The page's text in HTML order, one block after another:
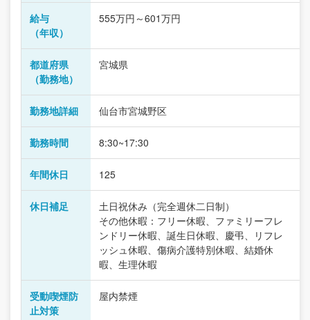
給与
（年収）
555万円～601万円
都道府県
（勤務地）
宮城県
勤務地詳細 仙台市宮城野区
勤務時間 8:30~17:30
年間休日 125
休日補足
土日祝休み（完全週休二日制）
その他休暇：フリー休暇、ファミリーフレ
ンドリー休暇、誕生日休暇、慶弔、リフレ
ッシュ休暇、傷病介護特別休暇、結婚休
暇、生理休暇
受動喫煙防
止対策
屋内禁煙